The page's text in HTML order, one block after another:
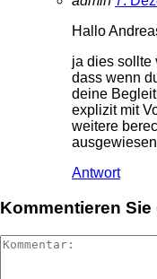
Hallo
ja dies sollte
dass wenn
deine
explizit mit
weitere
Antwort
Kommentieren Sie